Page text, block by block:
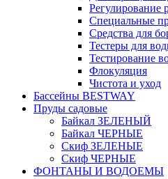
Регулирование
Специальные
Средства для
Тестеры для
Тестирование
Флокуляция
Чистота и уход
Бассейны BESTWAY
Пруды садовые
Байкал ЗЕЛЕНЫЙ
Байкал ЧЕРНЫЕ
Скиф ЗЕЛЕНЫЕ
Скиф ЧЕРНЫЕ
ФОНТАНЫ И ВОДОЕМЫ